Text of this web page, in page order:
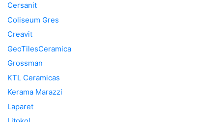
Cersanit
Coliseum Gres
Creavit
GeoTilesCeramica
Grossman
KTL Ceramicas
Kerama Marazzi
Laparet